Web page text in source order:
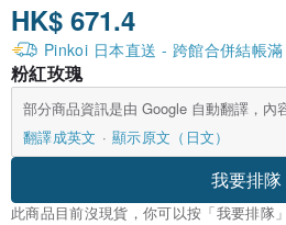
HK$ 671.4
Pinkoi 日本直送 - 跨館合併結帳
粉紅玫瑰
部分商品資訊是由 Google 自動翻譯，內
翻譯成英文
顯示原文（日文）
我要排隊
此商品目前沒現貨，你可以按「我要排隊